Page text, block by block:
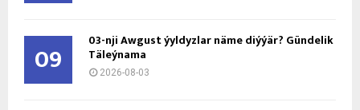
09 03-nji Awgust ýyldyzlar näme diýýär? Gündelik
Täleýnama
2026-08-03